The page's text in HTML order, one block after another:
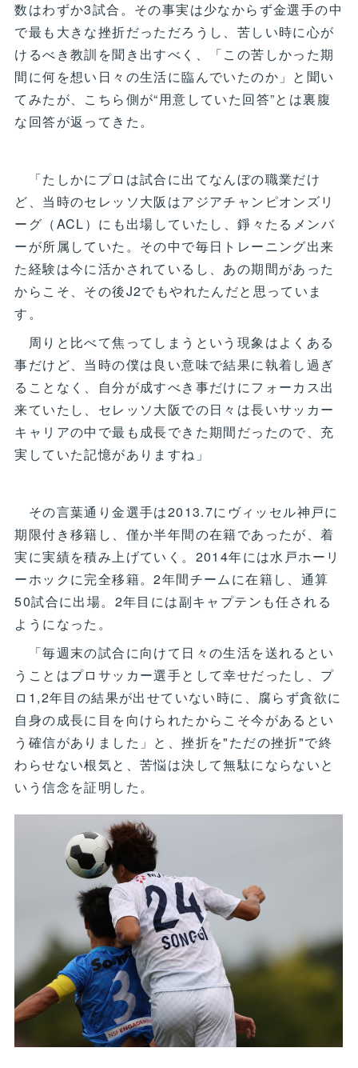
数はわずか3試合。その事実は少なからず金選手の中
で最も大きな挫折だっただろうし、苦しい時に心が
けるべき教訓を聞き出すべく、「この苦しかった期
間に何を想い日々の生活に臨んでいたのか」と聞い
てみたが、こちら側が“用意していた回答”とは裏腹
な回答が返ってきた。
「たしかにプロは試合に出てなんぼの職業だけ
ど、当時のセレッソ大阪はアジアチャンピオンズリ
ーグ（ACL）にも出場していたし、錚々たるメンバ
ーが所属していた。その中で毎日トレーニング出来
た経験は今に活かされているし、あの期間があった
からこそ、その後J2でもやれたんだと思っていま
す。
周りと比べて焦ってしまうという現象はよくある
事だけど、当時の僕は良い意味で結果に執着し過ぎ
ることなく、自分が成すべき事だけにフォーカス出
来ていたし、セレッソ大阪での日々は長いサッカー
キャリアの中で最も成長できた期間だったので、充
実していた記憶がありますね」
その言葉通り金選手は2013.7にヴィッセル神戸に
期限付き移籍し、僅か半年間の在籍であったが、着
実に実績を積み上げていく。2014年には水戸ホーリ
ーホックに完全移籍。2年間チームに在籍し、通算
50試合に出場。2年目には副キャプテンも任される
ようになった。
「毎週末の試合に向けて日々の生活を送れるとい
うことはプロサッカー選手として幸せだったし、プ
ロ1,2年目の結果が出せていない時に、腐らず貪欲に
自身の成長に目を向けられたからこそ今があるとい
う確信がありました」と、挫折を"ただの挫折"で終
わらせない根気と、苦悩は決して無駄にならないと
いう信念を証明した。